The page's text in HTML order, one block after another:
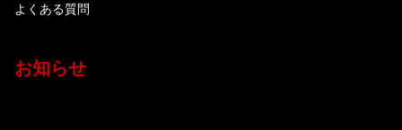
よくある質問
お知らせ